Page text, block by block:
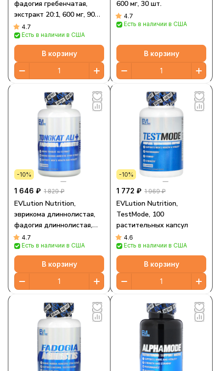
фадогия гребенчатая,
экстракт 20:1, 600 мг, 90
таблеток
4.7
Есть в наличии в США
В корзину
600 мг, 30 шт.
4.7
Есть в наличии в США
В корзину
-10%
1 646 ₽ 1 829 ₽
EVLution Nutrition,
эврикома длиннолистая,
фадогия длиннолистая,
400 мг, 60 растительных
капсул (200 мг в 1 капсуле)
4.7
Есть в наличии в США
В корзину
-10%
1 772 ₽ 1 969 ₽
EVLution Nutrition,
TestMode, 100
растительных капсул
4.6
Есть в наличии в США
В корзину